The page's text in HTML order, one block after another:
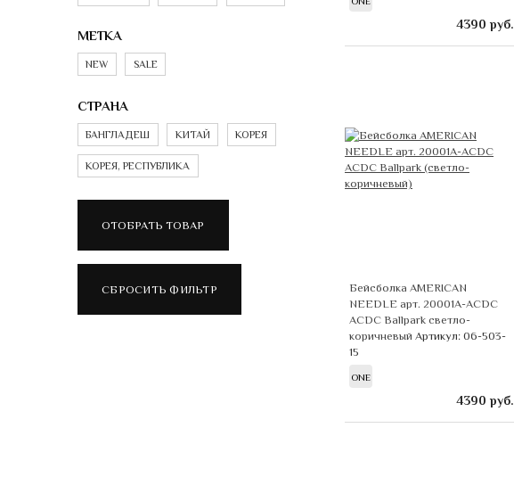
4390 руб.
Бейсболка AMERICAN
NEEDLE арт. 20001A-ACDC
ACDC Ballpark светло-
коричневый Артикул: 06-503-
15
ONE
4390 руб.
МЕТКА
NEW SALE
СТРАНА
БАНГЛАДЕШ КИТАЙ КОРЕЯ
КОРЕЯ, РЕСПУБЛИКА